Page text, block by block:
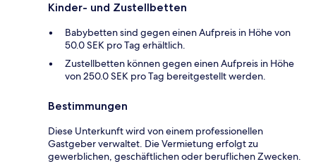
Kinder- und Zustellbetten
Babybetten sind gegen einen Aufpreis in Höhe von
50.0 SEK pro Tag erhältlich.
Zustellbetten können gegen einen Aufpreis in Höhe
von 250.0 SEK pro Tag bereitgestellt werden.
Bestimmungen
Diese Unterkunft wird von einem professionellen
Gastgeber verwaltet. Die Vermietung erfolgt zu
gewerblichen, geschäftlichen oder beruflichen Zwecken.